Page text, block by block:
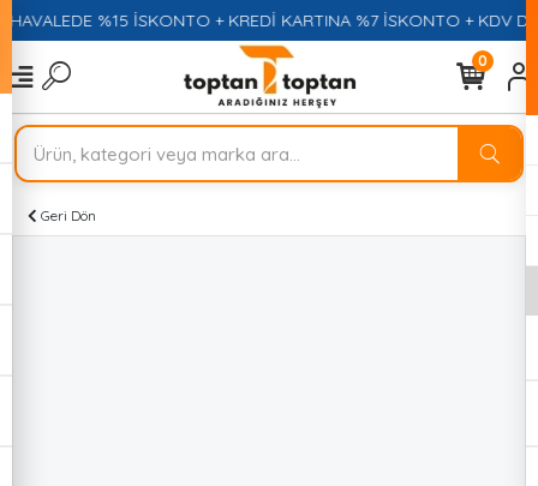
%15 İSKONTO + KREDİ KARTINA %7 İSKONTO + KDV
0
Geri Dön